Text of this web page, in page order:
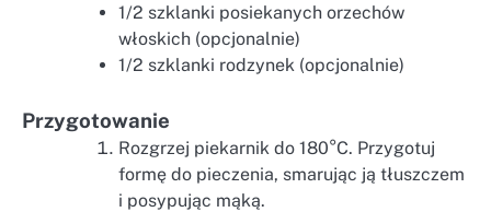
1/2 szklanki posiekanych orzechów
włoskich (opcjonalnie)
1/2 szklanki rodzynek (opcjonalnie)
Przygotowanie
Rozgrzej piekarnik do 180°C. Przygotuj
formę do pieczenia, smarując ją tłuszczem
i posypując mąką.